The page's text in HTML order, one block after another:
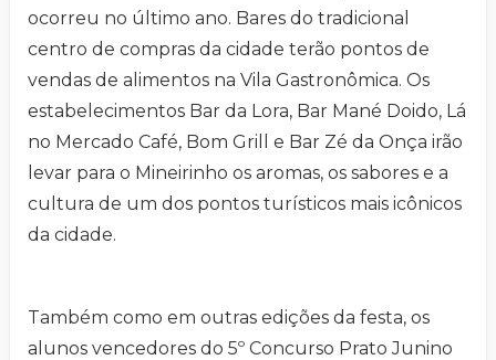
ocorreu no último ano. Bares do tradicional
centro de compras da cidade terão pontos de
vendas de alimentos na Vila Gastronômica. Os
estabelecimentos Bar da Lora, Bar Mané Doido, Lá
no Mercado Café, Bom Grill e Bar Zé da Onça irão
levar para o Mineirinho os aromas, os sabores e a
cultura de um dos pontos turísticos mais icônicos
da cidade.
Também como em outras edições da festa, os
alunos vencedores do 5º Concurso Prato Junino